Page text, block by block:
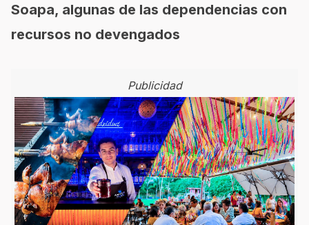
Soapa, algunas de las dependencias con
recursos no devengados
Publicidad